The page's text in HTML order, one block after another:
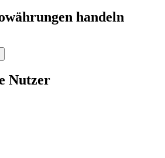
handeln
Nutzer